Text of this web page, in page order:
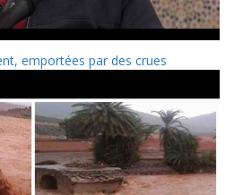
emportées par des crues